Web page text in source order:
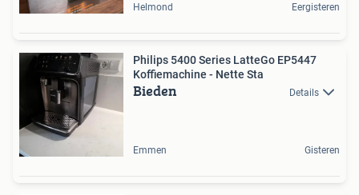
Helmond Eergisteren
Philips 5400 Series LatteGo EP5447
Koffiemachine - Nette Sta
Bieden Details
Emmen Gisteren